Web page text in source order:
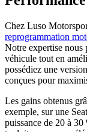
Chez Luso
reprogrammation
Notre expertise nous
véhicule tout en
possédiez une
conçues pour
Les gains obtenus
exemple, sur une
puissance de 20 à